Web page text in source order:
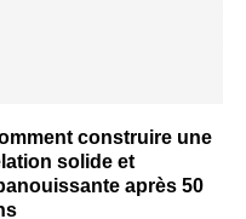
construire une
solide et
après 50